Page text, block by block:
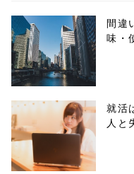
ml/wp-
content/themes
/tapbiz_theme/
parts/sns-
buttons.php on
line10
間違
味・
就活
人と